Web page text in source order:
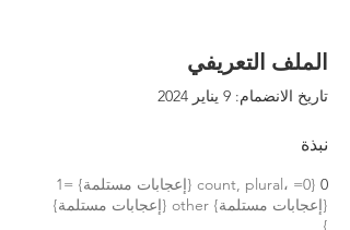
الملف التعريفي
تاريخ الانضمام: 9 يناير 2024
نبذة
0
{count, plural، =0 {إعجابات مستلمة} =1
{إعجابات مستلمة} other {إعجابات مستلمة}
}